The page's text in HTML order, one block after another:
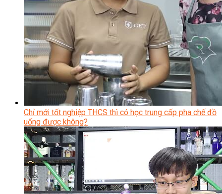
Chỉ mới tốt nghiệp THCS thì có học trung cấp pha chế đồ
uống được không?